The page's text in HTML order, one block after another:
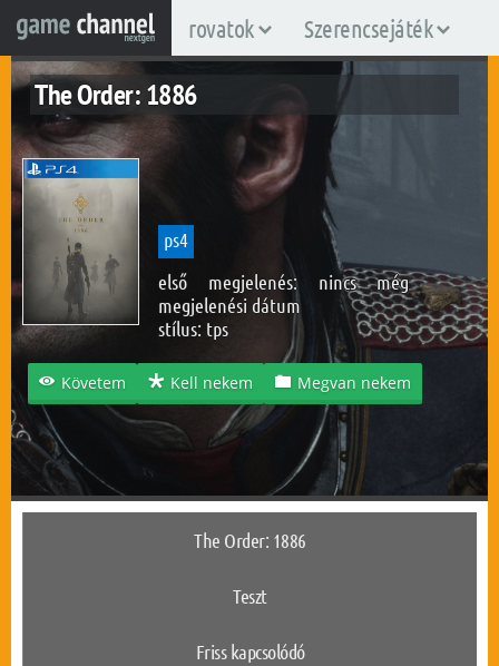
rovatok Szerencsejáték
The Order: 1886
ps4
első megjelenés: nincs még
megjelenési dátum
stílus: tps
Követem Kell nekem Megvan nekem
The Order: 1886
Teszt
Friss kapcsolódó